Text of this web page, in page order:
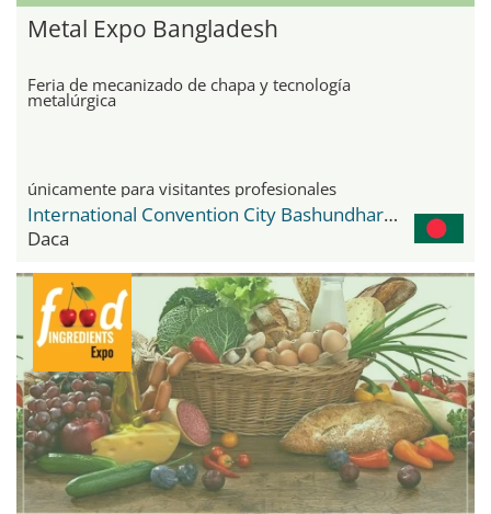
Metal Expo Bangladesh
Feria de mecanizado de chapa y tecnología
metalúrgica
únicamente para visitantes profesionales
International Convention City Bashundhara - ICCB
Daca